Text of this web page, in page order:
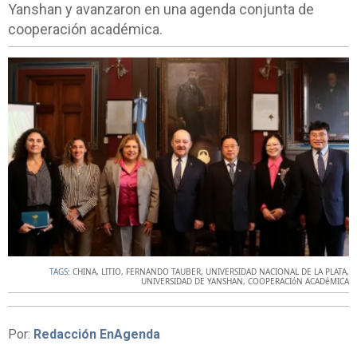
Yanshan y avanzaron en una agenda conjunta de
cooperación académica.
TAGS: CHINA, LITIO, FERNANDO TAUBER, UNIVERSIDAD NACIONAL DE LA PLATA,
UNIVERSIDAD DE YANSHAN, COOPERACIóN ACADéMICA
Por: Redacción EnAgenda